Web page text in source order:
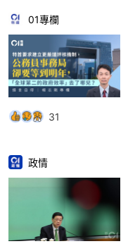
01專欄
31
政情